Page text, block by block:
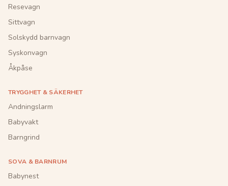
Resevagn
Sittvagn
Solskydd barnvagn
Syskonvagn
Åkpåse
TRYGGHET & SÄKERHET
Andningslarm
Babyvakt
Barngrind
SOVA & BARNRUM
Babynest